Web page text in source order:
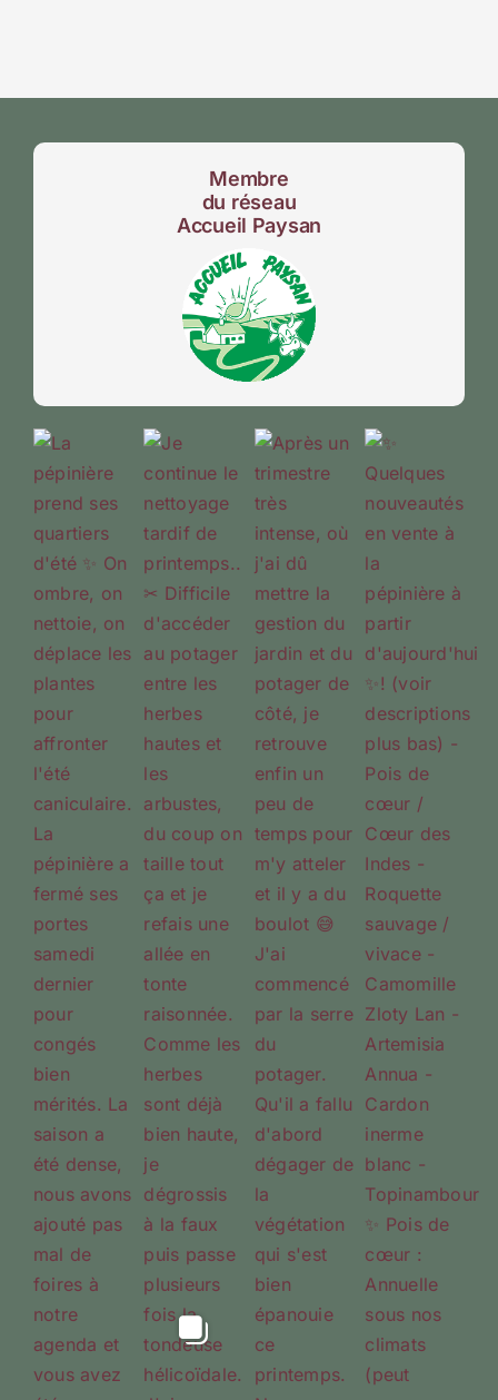
Membre
du réseau
Accueil Paysan